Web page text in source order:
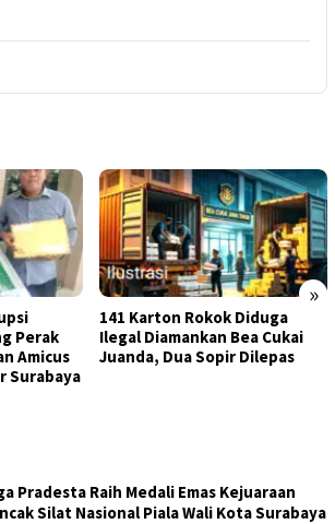
»
Perak
Amicus
Surabaya
141 Karton Rokok Diduga
Ilegal Diamankan Bea Cukai
Juanda, Dua Sopir Dilepas
Pradesta Raih Medali Emas Kejuaraan
Silat Nasional Piala Wali Kota Surabaya